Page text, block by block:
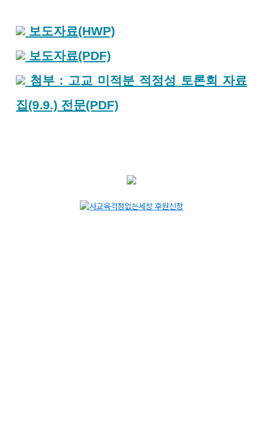
보도자료(HWP)
보도자료(PDF)
첨부 : 고교 미적분 적정성 토론회 자료
집(9.9.) 전문(PDF)